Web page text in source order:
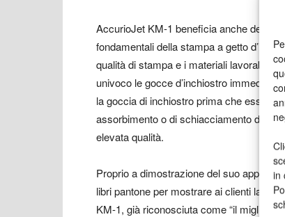
in
AccurioJet KM-1 beneficia anche della
fondamentali della stampa a getto
qualità di stampa e i materiali lavorabili.
univoco le gocce d’inchiostro
la goccia di inchiostro prima che essa
assorbimento o di schiacciamento del
elevata qualità.
Proprio a dimostrazione del suo
libri pantone per mostrare ai clienti la
KM-1, già riconosciuta come “il miglior